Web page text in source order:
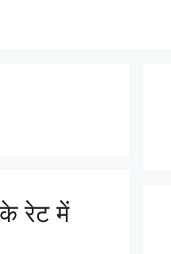
रेट में